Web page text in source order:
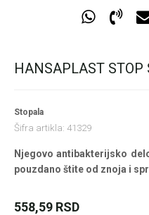
HANSAPLAST
Stopala
Šifra artikla: 41329
Njegovo antibakterijsko
pouzdano štite od znoja i
558,59 RSD